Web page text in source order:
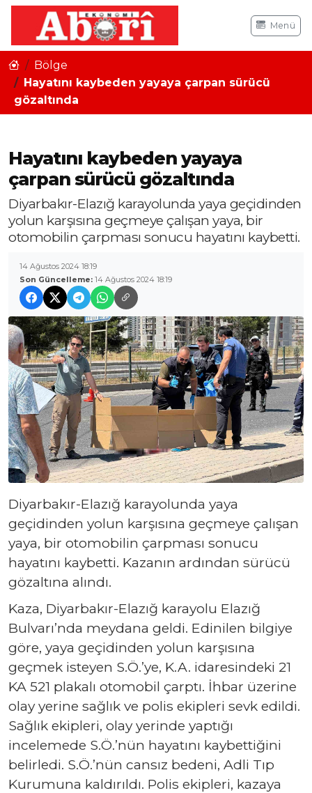
Menü
Bölge
Hayatını kaybeden yayaya çarpan sürücü
gözaltında
Hayatını kaybeden yayaya
çarpan sürücü gözaltında
Diyarbakır-Elazığ karayolunda yaya geçidinden
yolun karşısına geçmeye çalışan yaya, bir
otomobilin çarpması sonucu hayatını kaybetti.
14 Ağustos 2024 18:19
Son Güncelleme: 14 Ağustos 2024 18:19
Diyarbakır-Elazığ karayolunda yaya
geçidinden yolun karşısına geçmeye çalışan
yaya, bir otomobilin çarpması sonucu
hayatını kaybetti. Kazanın ardından sürücü
gözaltına alındı.
Kaza, Diyarbakır-Elazığ karayolu Elazığ
Bulvarı’nda meydana geldi. Edinilen bilgiye
göre, yaya geçidinden yolun karşısına
geçmek isteyen S.Ö.’ye, K.A. idaresindeki 21
KA 521 plakalı otomobil çarptı. İhbar üzerine
olay yerine sağlık ve polis ekipleri sevk edildi.
Sağlık ekipleri, olay yerinde yaptığı
incelemede S.Ö.’nün hayatını kaybettiğini
belirledi. S.Ö.’nün cansız bedeni, Adli Tıp
Kurumuna kaldırıldı. Polis ekipleri, kazaya